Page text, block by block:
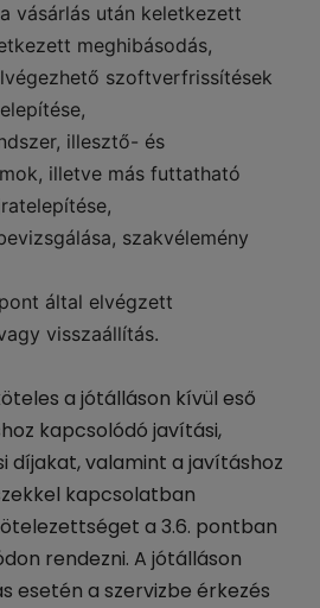
vásárlás után keletkezett
meghibásodás,
szoftverfrissítések
illesztő- és
illetve más futtatható
szakvélemény
által elvégzett
visszaállítás.
a jótálláson kívül eső
kapcsolódó javítási,
díjakat, valamint a javításhoz
kapcsolatban
a 3.6. pontban
rendezni. A jótálláson
esetén a szervizbe érkezés